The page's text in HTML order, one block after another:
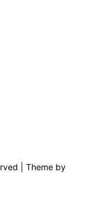
| Theme by